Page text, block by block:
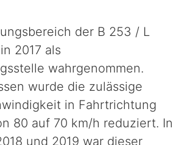
der B 253 / L
2017 als
wahrgenommen.
wurde die zulässige
in Fahrtrichtung
80 auf 70 km/h reduziert. In
und 2019 war dieser